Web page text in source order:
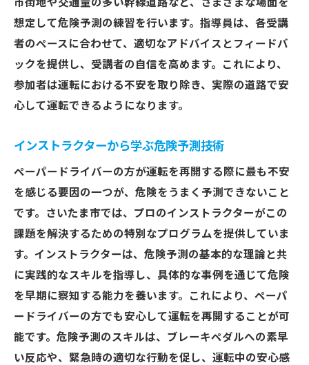
市街地や交通量の多い幹線道路など、さまざまな場面を
想定して危険予測の練習を行います。指導員は、各受講
者のペースに合わせて、適切なアドバイスとフィードバ
ックを提供し、受講者の自信を高めます。これにより、
参加者は運転における不安を取り除き、実際の道路で安
心して運転できるようになります。
インストラクターから学ぶ危険予測技術
ペーパードライバーの方が運転を再開する際に最も不安
を感じる要因の一つが、危険をうまく予測できないこと
です。さいたま市では、プロのインストラクターがこの
課題を解決するための特別なプログラムを提供していま
す。インストラクターは、危険予測の基本的な理論と共
に実践的なスキルを指導し、具体的な事例を通じて危険
を早期に察知する能力を養います。これにより、ペーパ
ードライバーの方でも安心して運転を再開することが可
能です。危険予測のスキルは、ブレーキペダルへの素早
い反応や、緊急時の適切な行動を促し、運転中の安心感